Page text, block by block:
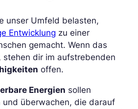
unser Umfeld belasten,
Entwicklung zu einer
gemacht. Wenn das
dir im aufstrebenden
offen.
Energien sollen
überwachen, die darauf